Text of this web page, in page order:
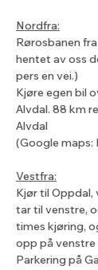
Nordfra:
Rørosbanen
hentet av oss
pers en vei.)
Kjøre egen bil
Alvdal. 88 km
Alvdal
(Google maps:
Vestfra:
Kjør til Oppdal,
tar til venstre,
times kjøring,
opp på venstre
Parkering på